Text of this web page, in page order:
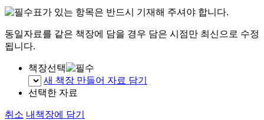
표가 있는 항목은 반드시 기재해 주셔야 합니다.
동일자료를 같은 책장에 담을 경우 담은 시점만 최신으로 수정
됩니다.
책장선택
새 책장 만들어 자료 담기
선택한 자료
취소 내책장에 담기